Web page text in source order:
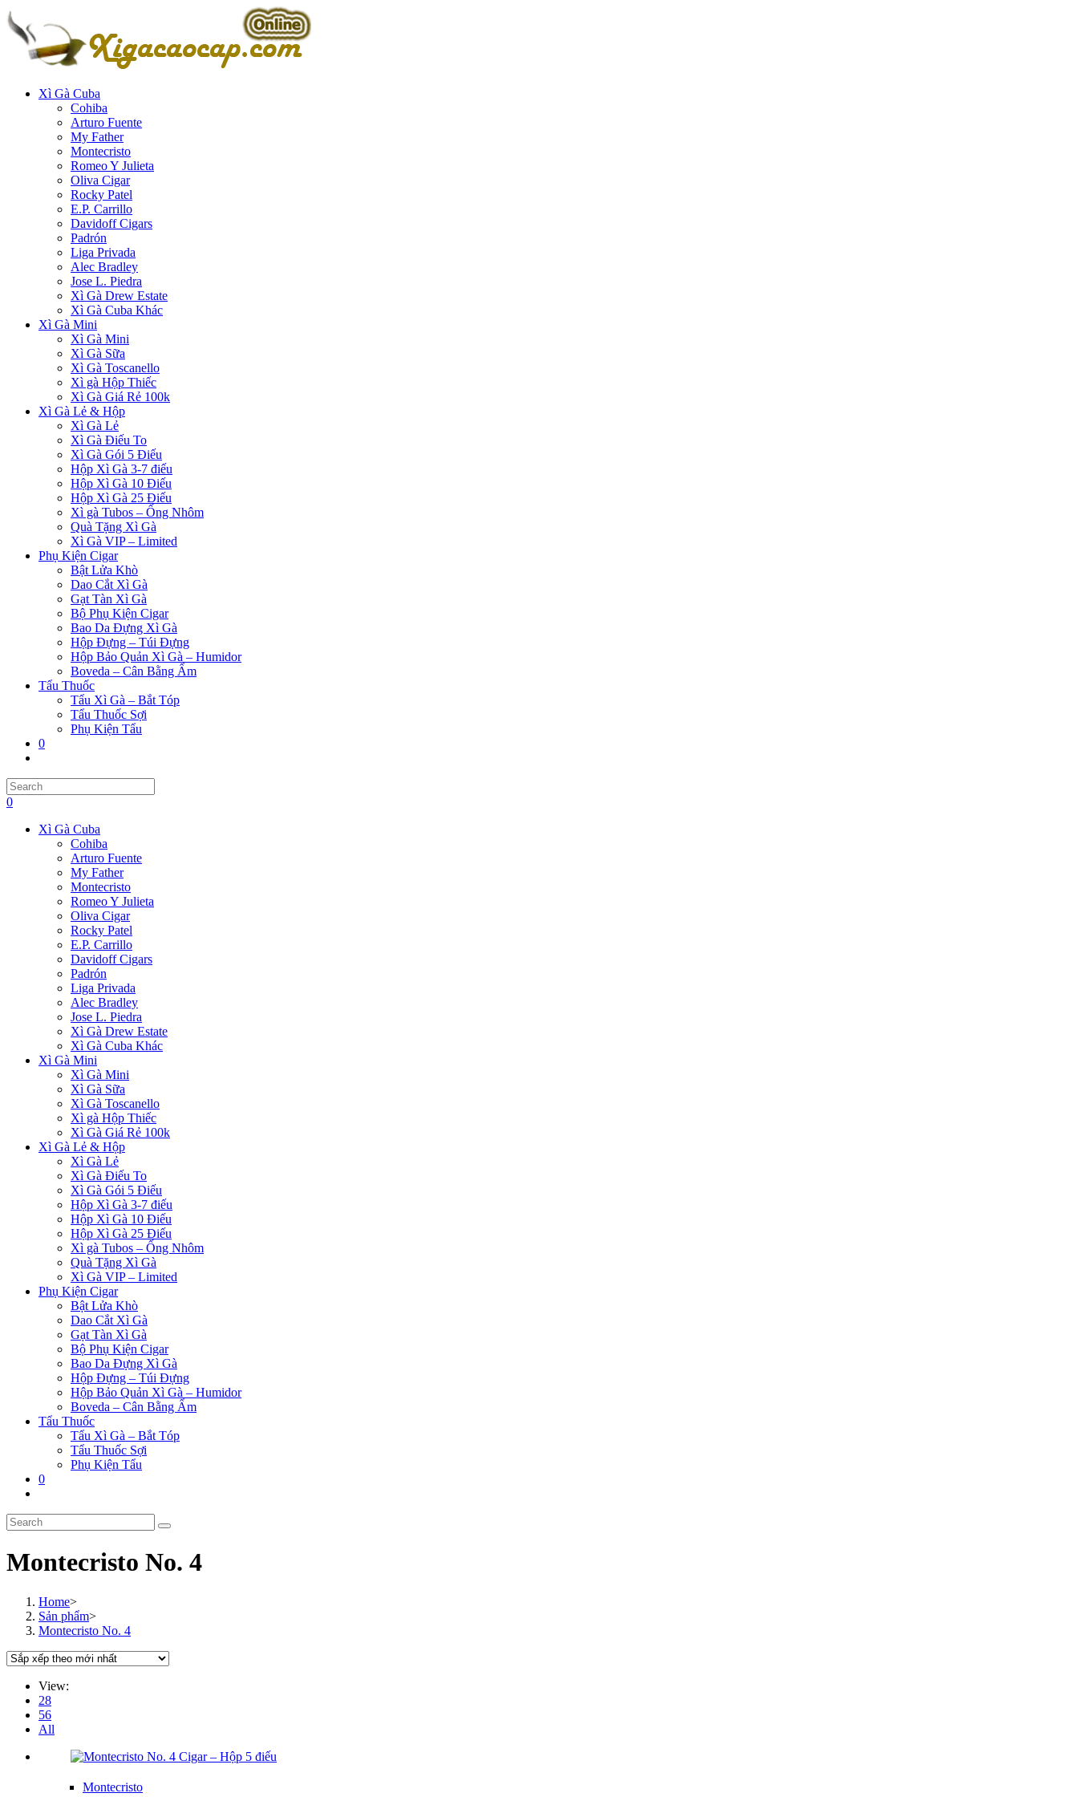
Skip
to
content
Xì Gà Cuba
Cohiba
Arturo Fuente
My Father
Montecristo
Romeo Y Julieta
Oliva Cigar
Rocky Patel
E.P. Carrillo
Davidoff Cigars
Padrón
Liga Privada
Alec Bradley
Jose L. Piedra
Xì Gà Drew Estate
Xì Gà Cuba Khác
Xì Gà Mini
Xì Gà Mini
Xì Gà Sữa
Xì Gà Toscanello
Xì gà Hộp Thiếc
Xì Gà Giá Rẻ 100k
Xì Gà Lẻ & Hộp
Xì Gà Lẻ
Xì Gà Điếu To
Xì Gà Gói 5 Điếu
Hộp Xì Gà 3-7 điếu
Hộp Xì Gà 10 Điếu
Hộp Xì Gà 25 Điếu
Xì gà Tubos – Ống Nhôm
Quà Tặng Xì Gà
Xì Gà VIP – Limited
Phụ Kiện Cigar
Bật Lửa Khò
Dao Cắt Xì Gà
Gạt Tàn Xì Gà
Bộ Phụ Kiện Cigar
Bao Da Đựng Xì Gà
Hộp Đựng – Túi Đựng
Hộp Bảo Quản Xì Gà – Humidor
Boveda – Cân Bằng Ẩm
Tẩu Thuốc
Tẩu Xì Gà – Bắt Tóp
Tẩu Thuốc Sợi
Phụ Kiện Tẩu
0
search
Escape
0
Xì Gà Cuba
Cohiba
Arturo Fuente
My Father
Montecristo
Romeo Y Julieta
Oliva Cigar
Rocky Patel
E.P. Carrillo
Davidoff Cigars
Padrón
Liga Privada
Alec Bradley
Jose L. Piedra
Xì Gà Drew Estate
Xì Gà Cuba Khác
Xì Gà Mini
Xì Gà Mini
Xì Gà Sữa
Xì Gà Toscanello
Xì gà Hộp Thiếc
Xì Gà Giá Rẻ 100k
Xì Gà Lẻ & Hộp
Xì Gà Lẻ
Xì Gà Điếu To
Xì Gà Gói 5 Điếu
Hộp Xì Gà 3-7 điếu
Hộp Xì Gà 10 Điếu
Hộp Xì Gà 25 Điếu
Xì gà Tubos – Ống Nhôm
Quà Tặng Xì Gà
Xì Gà VIP – Limited
Phụ Kiện Cigar
Bật Lửa Khò
Dao Cắt Xì Gà
Gạt Tàn Xì Gà
Bộ Phụ Kiện Cigar
Bao Da Đựng Xì Gà
Hộp Đựng – Túi Đựng
Hộp Bảo Quản Xì Gà – Humidor
Boveda – Cân Bằng Ẩm
Tẩu Thuốc
Tẩu Xì Gà – Bắt Tóp
Tẩu Thuốc Sợi
Phụ Kiện Tẩu
0
search
Search
this
Montecristo No. 4
Home>
Sản phẩm>
Montecristo No. 4
View:
28
56
All
Montecristo